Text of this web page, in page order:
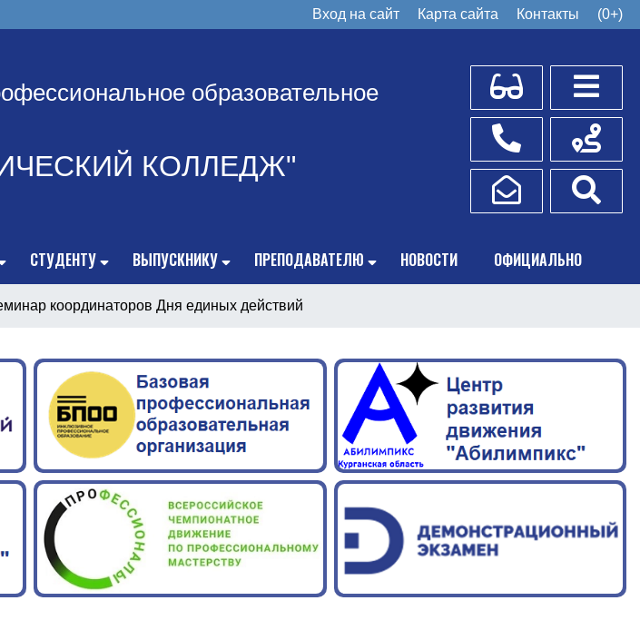
Вход на сайт Карта сайта Контакты (0+)
образовательное
КОЛЛЕДЖ"
Для слабовидящих
Телефоны
Написать обращение
Схема
СТУДЕНТУ ВЫПУСКНИКУ ПРЕПОДАВАТЕЛЮ НОВОСТИ ОФИЦИАЛЬНО
координаторов Дня единых действий